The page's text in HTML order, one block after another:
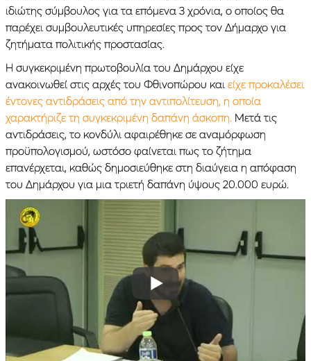
ιδιώτης σύμβουλος για τα επόμενα 3 χρόνια, ο οποίος θα
παρέχει συμβουλευτικές υπηρεσίες προς τον Δήμαρχο για
ζητήματα πολιτικής προστασίας.
Η συγκεκριμένη πρωτοβουλία του Δημάρχου είχε
ανακοινωθεί στις αρχές του Φθινοπώρου και είχε προκαλέσει
έντονες αντιδράσεις από την αντιπολίτευση, η οποία
χαρακτήριζε τη συγκεκριμένη δαπάνη άσκοπη. Μετά τις
αντιδράσεις, το κονδύλι αφαιρέθηκε σε αναμόρφωση
προϋπολογισμού, ωστόσο φαίνεται πως το ζήτημα
επανέρχεται, καθώς δημοσιεύθηκε στη διαύγεια η απόφαση
του Δημάρχου για μια τριετή δαπάνη ύψους 20.000 ευρώ.